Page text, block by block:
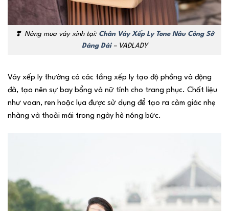
❣️ Nàng mua váy xinh tại: Chân Váy Xếp Ly Tone Nâu Công Sở
Dáng Dài– VADLADY
Váy xếp ly thường có các tầng xếp ly tạo độ phồng và động
đà, tạo nên sự bay bổng và nữ tính cho trang phục. Chất liệu
như voan, ren hoặc lụa được sử dụng để tạo ra cảm giác nhẹ
nhàng và thoải mái trong ngày hè nóng bức.